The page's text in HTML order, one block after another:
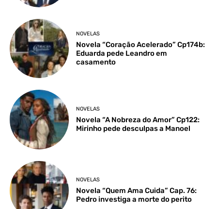
NOVELAS
Novela “Coração Acelerado” Cp174b:
Eduarda pede Leandro em
casamento
NOVELAS
Novela “A Nobreza do Amor” Cp122:
Mirinho pede desculpas a Manoel
NOVELAS
Novela “Quem Ama Cuida” Cap. 76:
Pedro investiga a morte do perito